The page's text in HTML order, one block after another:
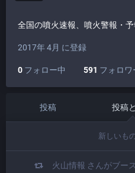
全国の噴火速報、噴火警報・予
2017年 4月 に登録
0 フォロー中 591 フォロワ
投稿 投稿
新しいも
火山情報 さんがブー